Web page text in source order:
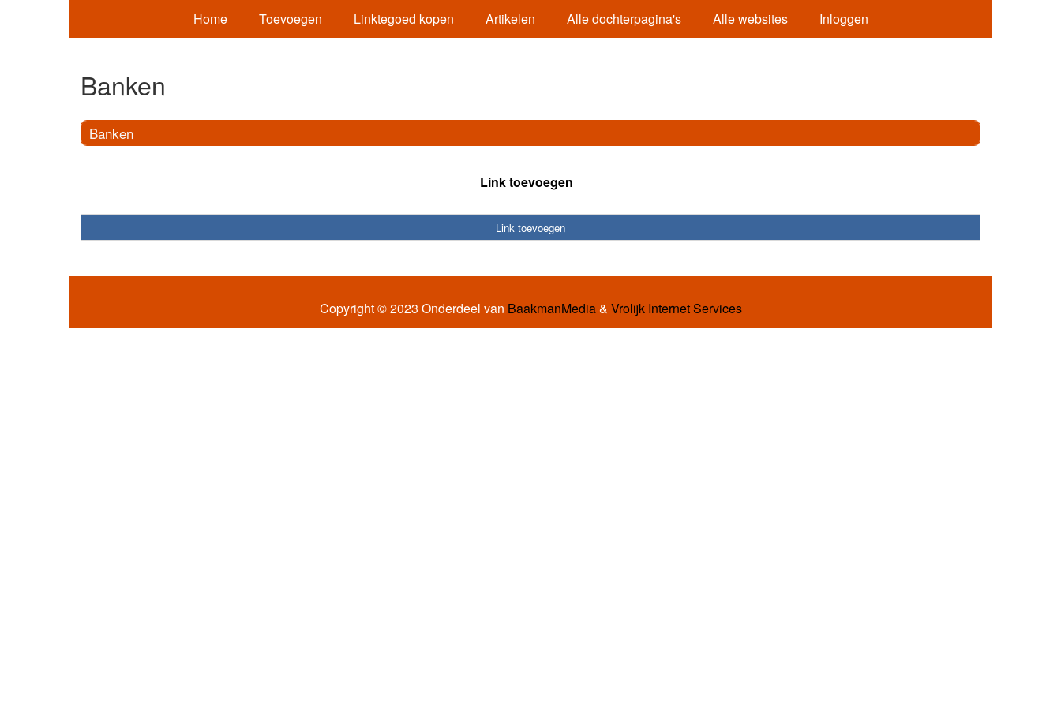
Home Toevoegen Linktegoed kopen Artikelen Alle dochterpagina's Alle websites Inloggen
Banken
Banken
Link toevoegen
Link toevoegen
Copyright © 2023 Onderdeel van BaakmanMedia& Vrolijk Internet Services